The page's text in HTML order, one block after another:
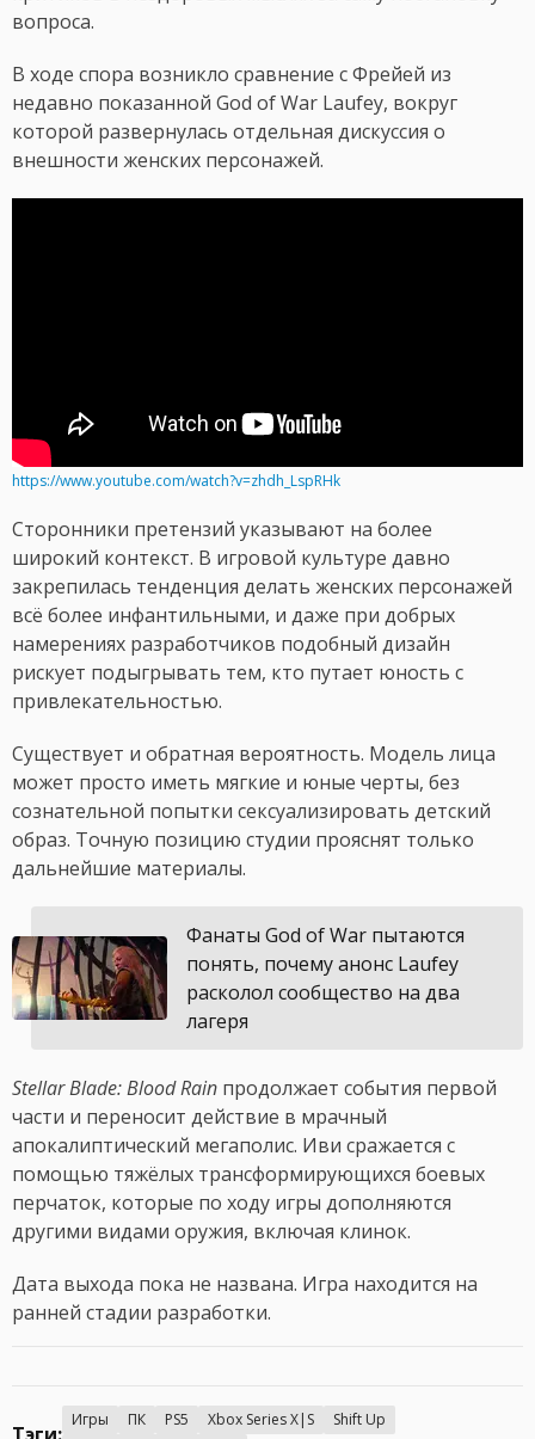
вопроса.
В ходе спора возникло сравнение с Фрейей из
недавно показанной God of War Laufey, вокруг
которой развернулась отдельная дискуссия о
внешности женских персонажей.
https://www.youtube.com/watch?v=zhdh_LspRHk
Сторонники претензий указывают на более
широкий контекст. В игровой культуре давно
закрепилась тенденция делать женских персонажей
всё более инфантильными, и даже при добрых
намерениях разработчиков подобный дизайн
рискует подыгрывать тем, кто путает юность с
привлекательностью.
Существует и обратная вероятность. Модель лица
может просто иметь мягкие и юные черты, без
сознательной попытки сексуализировать детский
образ. Точную позицию студии прояснят только
дальнейшие материалы.
Фанаты God of War пытаются
понять, почему анонс Laufey
расколол сообщество на два
лагеря
Stellar Blade: Blood Rain продолжает события первой
части и переносит действие в мрачный
апокалиптический мегаполис. Иви сражается с
помощью тяжёлых трансформирующихся боевых
перчаток, которые по ходу игры дополняются
другими видами оружия, включая клинок.
Дата выхода пока не названа. Игра находится на
ранней стадии разработки.
Тэги:
Игры ПК PS5 Xbox Series X|S
Shift Up